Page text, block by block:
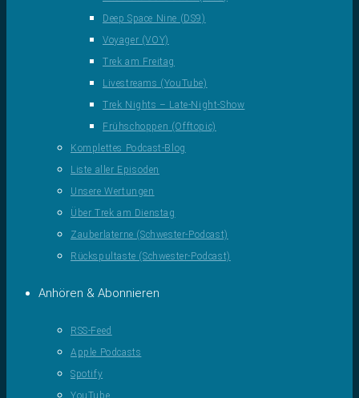
Deep Space Nine (DS9)
Voyager (VOY)
Trek am Freitag
Livestreams (YouTube)
Trek Nights – Late-Night-Show
Frühschoppen (Offtopic)
Komplettes Podcast-Blog
Liste aller Episoden
Unsere Wertungen
Über Trek am Dienstag
Zauberlaterne (Schwester-Podcast)
Rückspultaste (Schwester-Podcast)
Anhören & Abonnieren
RSS-Feed
Apple Podcasts
Spotify
YouTube